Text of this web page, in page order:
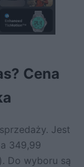
Cena
Jest
349,99
Do wyboru są